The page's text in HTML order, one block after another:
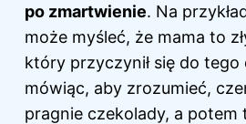
po zmartwienie. Na
może myśleć, że mama to
który przyczynił się do tego
mówiąc, aby zrozumieć,
pragnie czekolady, a potem